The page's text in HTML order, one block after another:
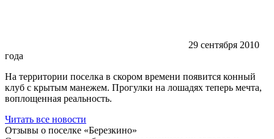
29 сентября 2010
года
На территории поселка в скором времени появится конный
клуб с крытым манежем. Прогулки на лошадях теперь мечта,
воплощенная реальность.
Читать все новости
Отзывы о поселке «Березкино»